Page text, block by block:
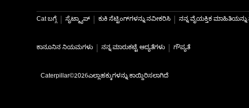
Cat ಬಗ್ಗೆ ಸೈಟ್ಮ್ಯಾಪ್ ಕುಕಿ ಸೆಟ್ಟಿಂಗ್‌ಗಳನ್ನು ನವೀಕರಿಸಿ ನನ್ನ ವೈಯಕ್ತಿಕ
ಕಾನೂನಿನ ನಿಯಮಗಳು ನನ್ನ ಮಾರುಕಟ್ಟೆ ಆದ್ಯತೆಗಳು ಗೌಪ್ಯತೆ
Caterpillar©2026ಎಲ್ಲಾಹಕ್ಕುಗಳನ್ನು ಕಾಯ್ದಿರಿಸಲಾಗಿದೆ